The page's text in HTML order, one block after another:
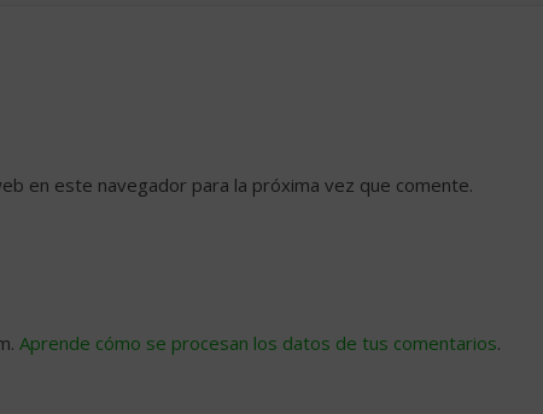
en este navegador para la próxima vez que comente.
Aprende cómo se procesan los datos de tus comentarios.